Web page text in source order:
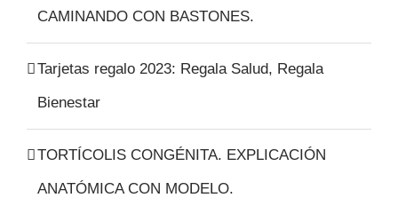
CAMINANDO CON BASTONES.
Tarjetas regalo 2023: Regala Salud, Regala
Bienestar
TORTÍCOLIS CONGÉNITA. EXPLICACIÓN
ANATÓMICA CON MODELO.